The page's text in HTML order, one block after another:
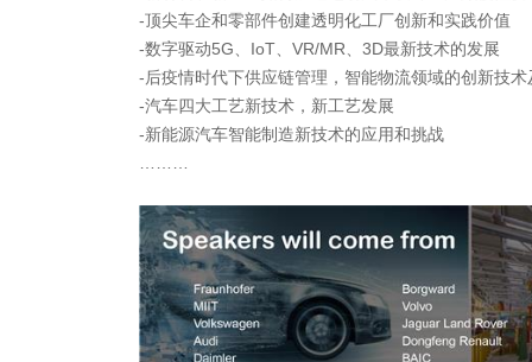
-顶尖车企和零部件创建透明化工厂创新和实践价值
-数字驱动5G、IoT、VR/MR、3D最新技术的发展
-后疫情时代下供应链管理，智能物流领域的创新技术
-汽车四大工艺新技术，新工艺发展
-新能源汽车智能制造新技术的应用和挑战